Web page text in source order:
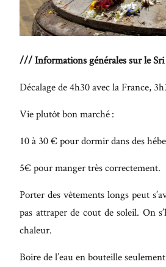
/// Informations générales sur le Sri
Décalage de 4h30 avec la France,
Vie plutôt bon marché :
10 à 30 € pour dormir dans des
5€ pour manger très correctement.
Porter des vêtements longs peut
pas attraper de cout de soleil. On
chaleur.
Boire de l’eau en bouteille
Maecenas
faucibus
interdum.
malesuada
euismod.